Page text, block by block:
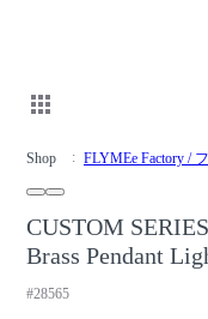
Shop FLYMEe Factory /
CUSTOM SERIES
Brass Pendant
#28565